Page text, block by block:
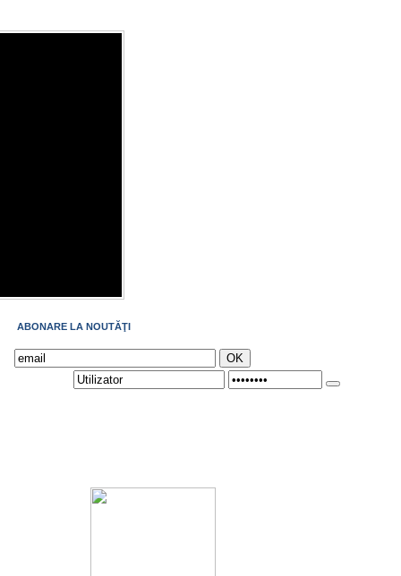
ABONARE LA NOUTĂŢI